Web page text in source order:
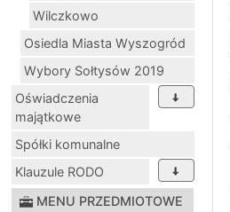
Wilczkowo
Osiedla Miasta Wyszogród
Wybory Sołtysów 2019
Oświadczenia
majątkowe
Spółki komunalne
Klauzule RODO
MENU PRZEDMIOTOWE